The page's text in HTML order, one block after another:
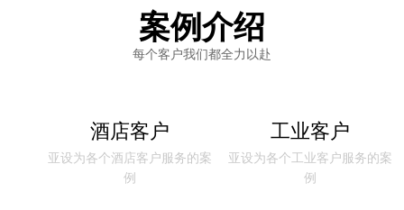
案例介绍
每个客户我们都全力以赴
酒店客户
亚设为各个酒店客户服务的案
例
工业客户
亚设为各个工业客户服务的案
例